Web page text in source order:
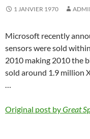
1 JANVIER 1970
Microsoft recently
sensors were sold
2010 making 2010 the
sold around 1.9 million
…
Original post byGreat